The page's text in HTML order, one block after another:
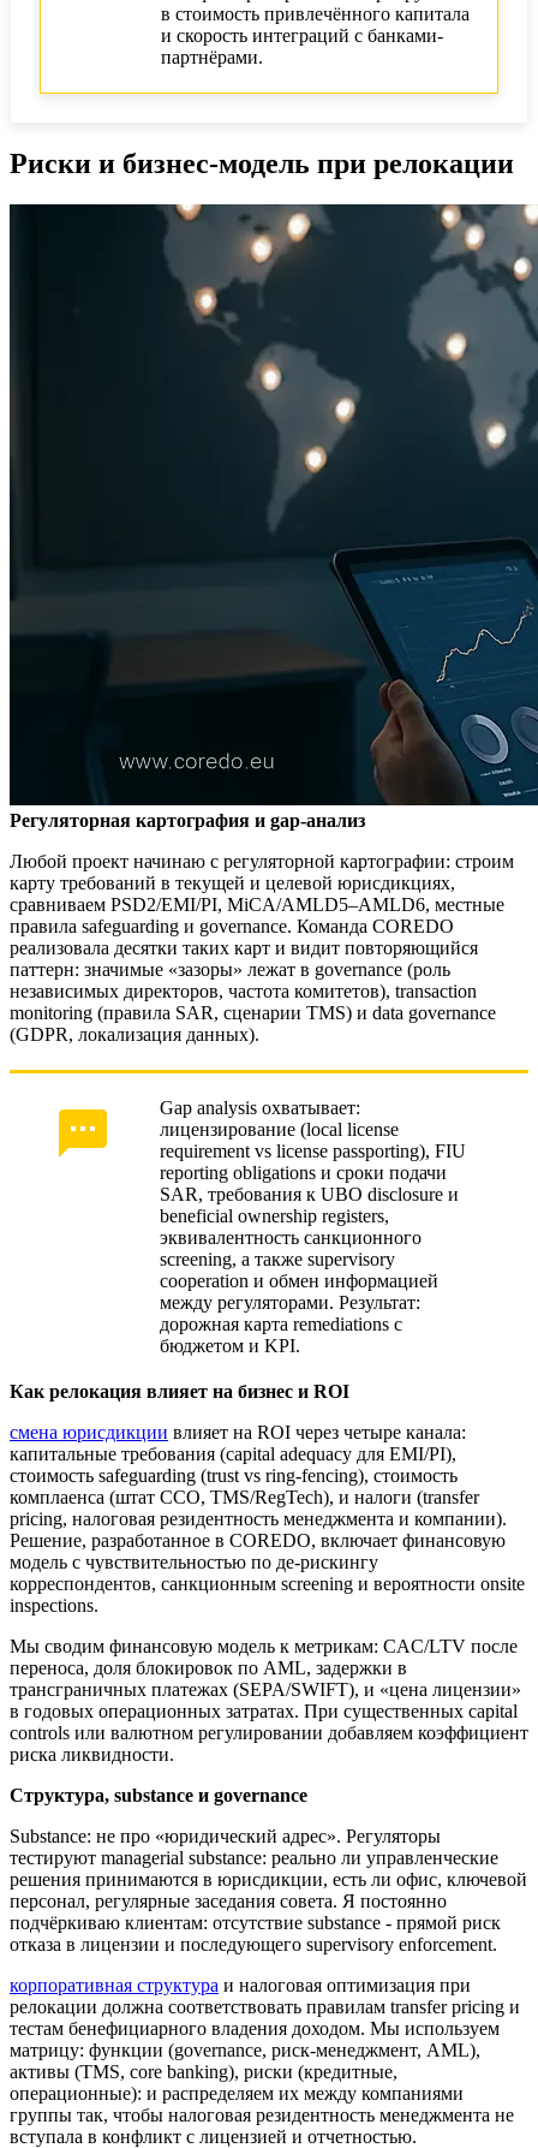
в стоимость привлечённого капитала
и скорость интеграций с банками-
партнёрами.
Риски и бизнес-модель при релокации
Регуляторная картография и gap-анализ
Любой проект начинаю с регуляторной картографии: строим
карту требований в текущей и целевой юрисдикциях,
сравниваем PSD2/EMI/PI, MiCA/AMLD5–AMLD6, местные
правила safeguarding и governance. Команда COREDO
реализовала десятки таких карт и видит повторяющийся
паттерн: значимые «зазоры» лежат в governance (роль
независимых директоров, частота комитетов), transaction
monitoring (правила SAR, сценарии TMS) и data governance
(GDPR, локализация данных).
Gap analysis охватывает:
лицензирование (local license
requirement vs license passporting), FIU
reporting obligations и сроки подачи
SAR, требования к UBO disclosure и
beneficial ownership registers,
эквивалентность санкционного
screening, а также supervisory
cooperation и обмен информацией
между регуляторами. Результат:
дорожная карта remediations с
бюджетом и KPI.
Как релокация влияет на бизнес и ROI
смена юрисдикции влияет на ROI через четыре канала:
капитальные требования (capital adequacy для EMI/PI),
стоимость safeguarding (trust vs ring-fencing), стоимость
комплаенса (штат CCO, TMS/RegTech), и налоги (transfer
pricing, налоговая резидентность менеджмента и компании).
Решение, разработанное в COREDO, включает финансовую
модель с чувствительностью по де-рискингу
корреспондентов, санкционным screening и вероятности onsite
inspections.
Мы сводим финансовую модель к метрикам: CAC/LTV после
переноса, доля блокировок по AML, задержки в
трансграничных платежах (SEPA/SWIFT), и «цена лицензии»
в годовых операционных затратах. При существенных capital
controls или валютном регулировании добавляем коэффициент
риска ликвидности.
Структура, substance и governance
Substance: не про «юридический адрес». Регуляторы
тестируют managerial substance: реально ли управленческие
решения принимаются в юрисдикции, есть ли офис, ключевой
персонал, регулярные заседания совета. Я постоянно
подчёркиваю клиентам: отсутствие substance - прямой риск
отказа в лицензии и последующего supervisory enforcement.
корпоративная структура и налоговая оптимизация при
релокации должна соответствовать правилам transfer pricing и
тестам бенефициарного владения доходом. Мы используем
матрицу: функции (governance, риск-менеджмент, AML),
активы (TMS, core banking), риски (кредитные,
операционные): и распределяем их между компаниями
группы так, чтобы налоговая резидентность менеджмента не
вступала в конфликт с лицензией и отчетностью.